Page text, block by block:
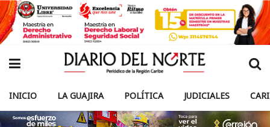
INICIO LA GUAJIRA POLÍTICA JUDICIALES